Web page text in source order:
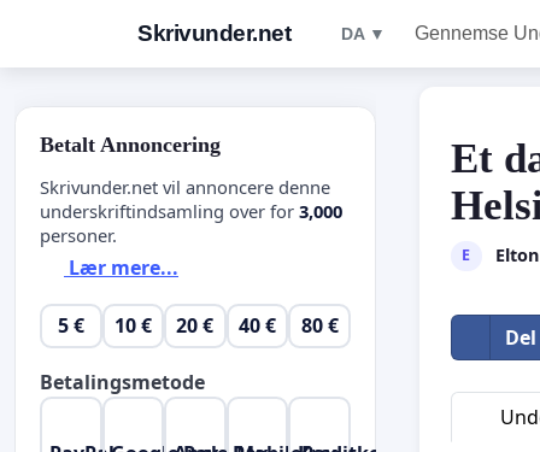
Skrivunder.net DA ▼ Gennemse
Et
E
Betalt Annoncering
Skrivunder.net vil annoncere denne
underskriftindsamling over for 3,000
personer.
Lær mere...
5 € 10 € 20 € 40 € 80 €
Betalingsmetode